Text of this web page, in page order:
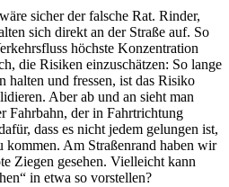
wäre sicher der falsche Rat. Rinder,
sich direkt an der Straße auf. So
höchste Konzentration
die Risiken einzuschätzen: So lange
halten und fressen, ist das Risiko
Aber ab und an sieht man
Fahrbahn, der in Fahrtrichtung
dass es nicht jedem gelungen ist,
kommen. Am Straßenrand haben wir
Ziegen gesehen. Vielleicht kann
in etwa so vorstellen?